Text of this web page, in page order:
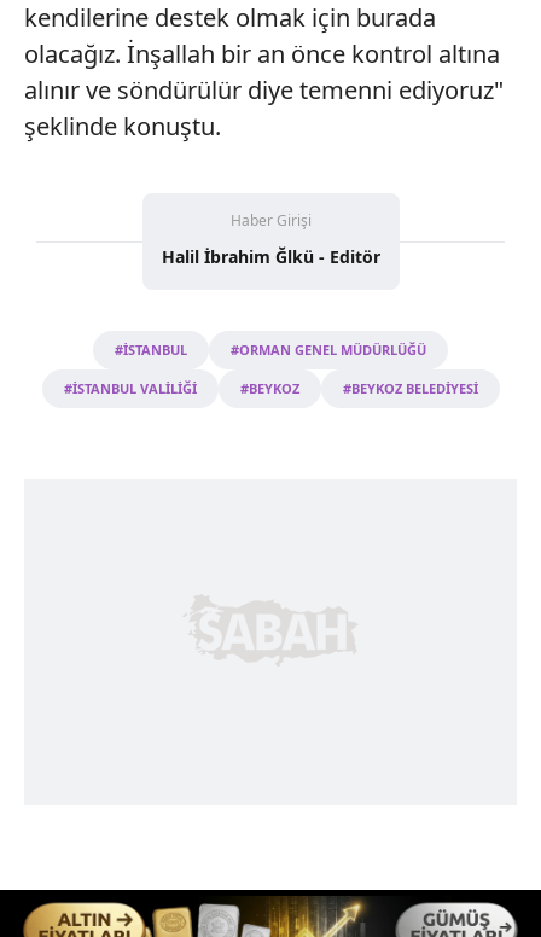
kendilerine destek olmak için burada
olacağız. İnşallah bir an önce kontrol altına
alınır ve söndürülür diye temenni ediyoruz"
şeklinde konuştu.
Haber Girişi
Halil İbrahim Ğlkü - Editör
#İSTANBUL #ORMAN GENEL MÜDÜRLÜĞÜ
#İSTANBUL VALİLİĞİ #BEYKOZ #BEYKOZ BELEDİYESİ